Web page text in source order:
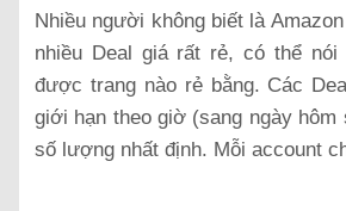
Nhiều người không biết là
nhiều Deal giá rất rẻ, có thể
được trang nào rẻ bằng. Các
giới hạn theo giờ (sang ngày hôm
số lượng nhất định. Mỗi account